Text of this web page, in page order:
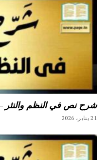
شرح نص في النظم والنثر –
21 يناير، 2026